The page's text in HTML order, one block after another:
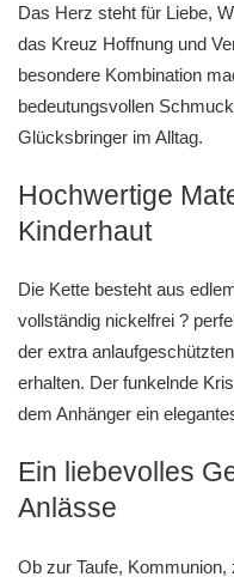
Das Herz steht für Liebe,
das Kreuz Hoffnung und
besondere Kombination
bedeutungsvollen
Glücksbringer im Alltag.
Hochwertige
Kinderhaut
Die Kette besteht aus
vollständig nickelfrei ?
der extra
erhalten. Der funkelnde
dem Anhänger ein
Ein liebevolles
Anlässe
Ob zur Taufe,